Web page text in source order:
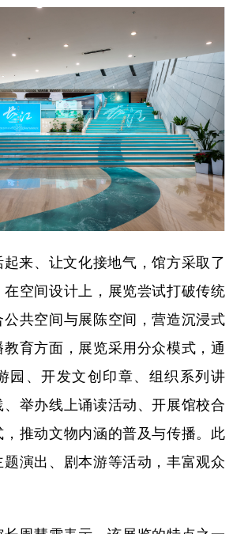
来、让文化接地气，馆方采取了
空间设计上，展览尝试打破传统
共空间与展陈空间，营造沉浸式
育方面，展览采用分众模式，通
园、开发文创印章、组织系列讲
举办线上诵读活动、开展馆校合
推动文物内涵的普及与传播。此
演出、剧本游等活动，丰富观众